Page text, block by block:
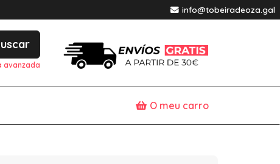
info@tobeiradeoza.gal
avanzada
O meu carro